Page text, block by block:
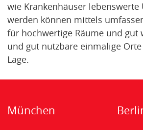
wie Krankenhäuser lebenswerte
werden können mittels
für hochwertige Räume und gut
und gut nutzbare einmalige
Lage.
München